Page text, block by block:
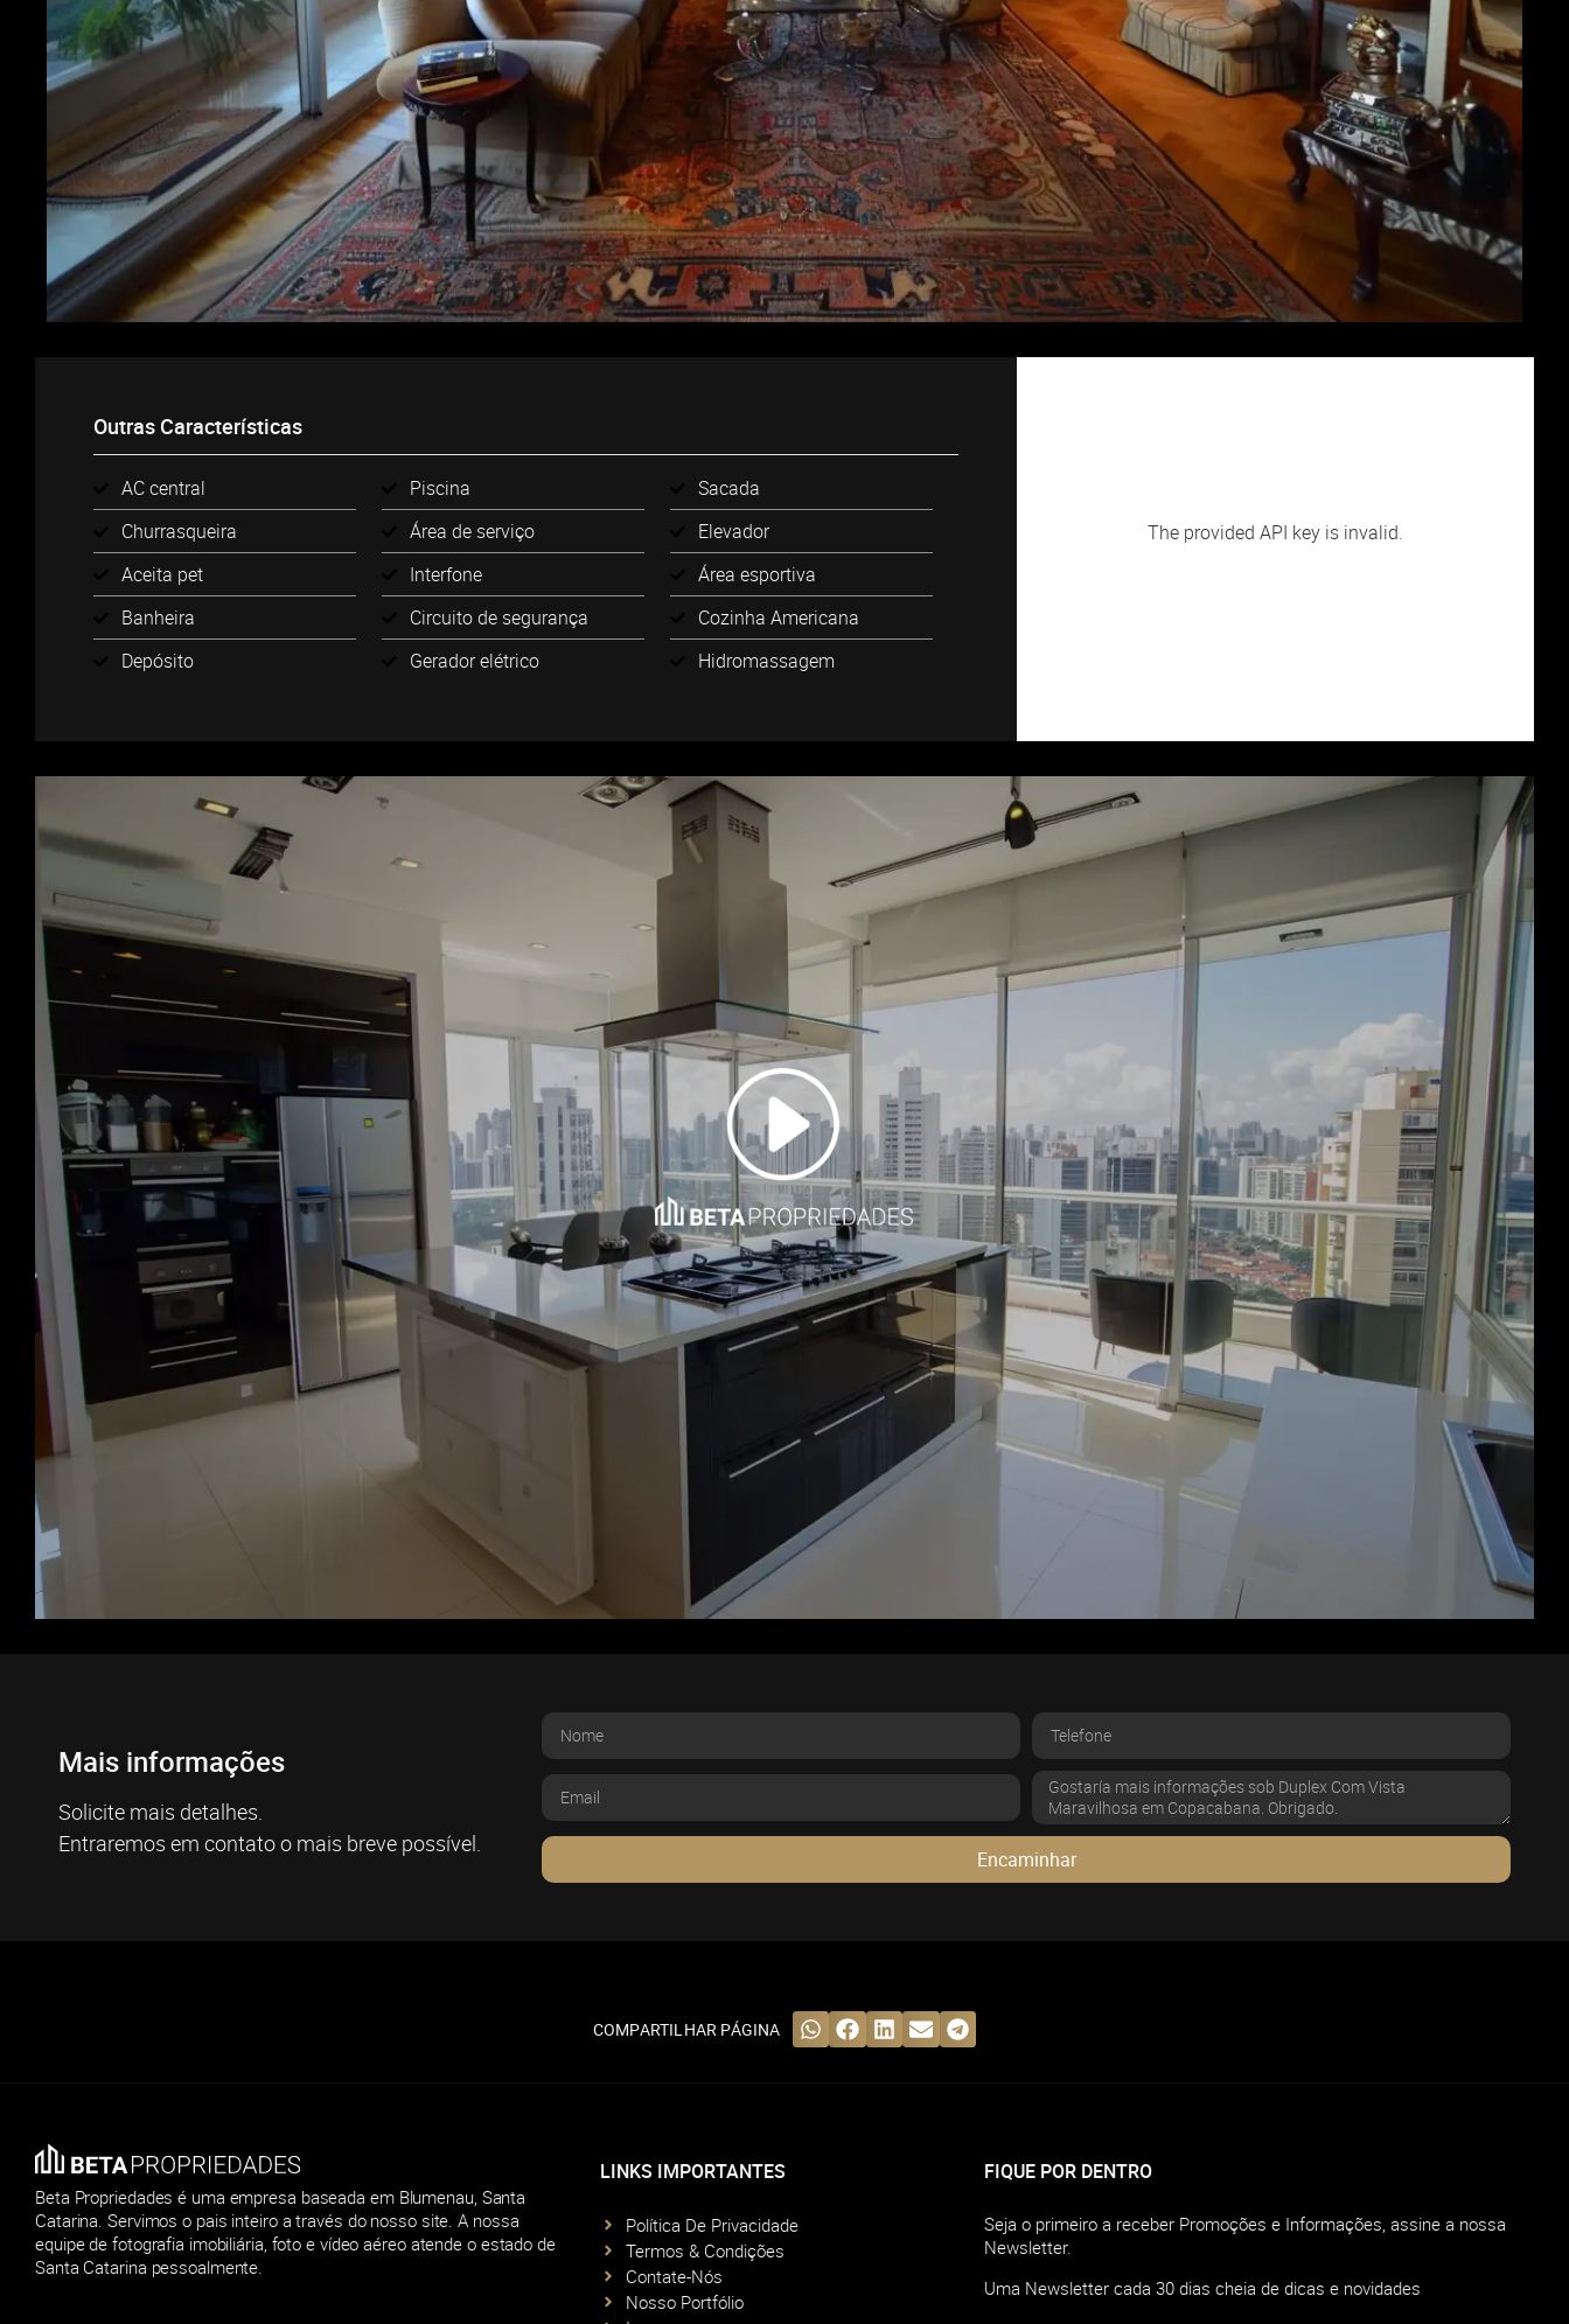
Outras Características
AC central Piscina
Sacada
Churrasqueira
Área de serviço
Elevador
Aceita pet
Interfone
Área esportiva
Banheira
Circuito de segurança
Cozinha Americana
Depósito
Gerador elétrico Hidromassagem
The provided API key is invalid.
Mais informações
Solicite mais detalhes.
Entraremos em contato o mais breve possível.
Encaminhar
COMPARTILHAR PÁGINA
Beta Propriedades é uma empresa baseada em Blumenau, Santa
Catarina. Servimos o pais inteiro a través do nosso site. A nossa
equipe de fotografia imobiliária, foto e vídeo aéreo atende o estado de
Santa Catarina pessoalmente.
LINKS IMPORTANTES
Política De Privacidade
Termos & Condições
Contate-Nós
Nosso Portfólio
FIQUE POR DENTRO
Seja o primeiro a receber Promoções e Informações, assine a nossa
Newsletter.
Uma Newsletter cada 30 dias cheia de dicas e novidades